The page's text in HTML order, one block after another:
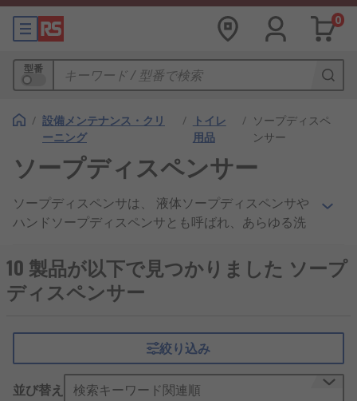
0
型番
/ 設備メンテナンス・クリ
ーニング
/
トイレ
用品
/ ソープディスペ
ンサー
ソープディスペンサー
ソープディスペンサは、 液体ソープディスペンサや
ハンドソープディスペンサとも呼ばれ、あらゆる洗
な商工業用途で使用されています。ディスペンサを
使用すると、 定量(ml)のハンドソープやサニタイザ
を、ほとんど、又はまったく手に触れることなく吐
染拡大防止に役立ちます。
ソープディスペンサは、液体ソープ、 フォーム、
ジェル、 ハンドウォッシュ液、 サニタイザなどさ
10 製品が以下で見つかりました ソープ
ディスペンサー
絞り込み
並び替え 検索キーワード関連順